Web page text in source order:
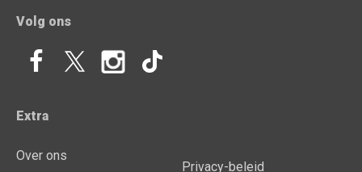
Volg ons
Extra
Over ons
Privacy-beleid